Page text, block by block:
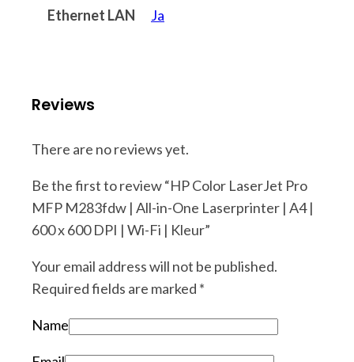
Ethernet LAN Ja
Reviews
There are no reviews yet.
Be the first to review “HP Color LaserJet Pro
MFP M283fdw | All-in-One Laserprinter | A4 |
600 x 600 DPI | Wi-Fi | Kleur”
Your email address will not be published.
Required fields are marked *
Name